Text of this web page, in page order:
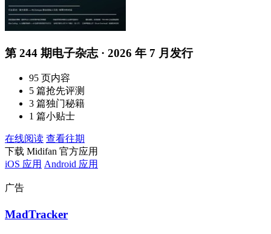
第 244 期电子杂志 · 2026 年 7 月发行
95 页内容
5 篇抢先评测
3 篇独门秘籍
1 篇小贴士
在线阅读 查看往期
下载 Midifan 官方应用
iOS 应用 Android 应用
广告
MadTracker